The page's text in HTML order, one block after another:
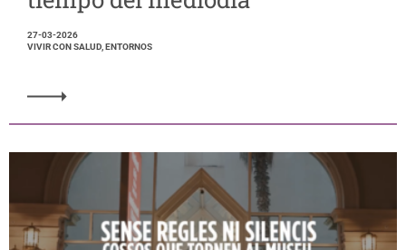
27-03-2026
VIVIR CON SALUD, ENTORNOS